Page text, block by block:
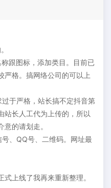
跟图标，添加类目。目前已
严格。搞网络公司的可以上
于严格，站长搞不定抖音第
站长人工代为上传的，所以
的请划走。
、QQ号、二维码。网址最
上线了我再来重新整理。